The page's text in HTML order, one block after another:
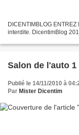
DICENTIMBLOG
interdite. DicentimBlog
Salon de l'auto 1
Publié le 14/11/2010 à
Par Mister Dicentim